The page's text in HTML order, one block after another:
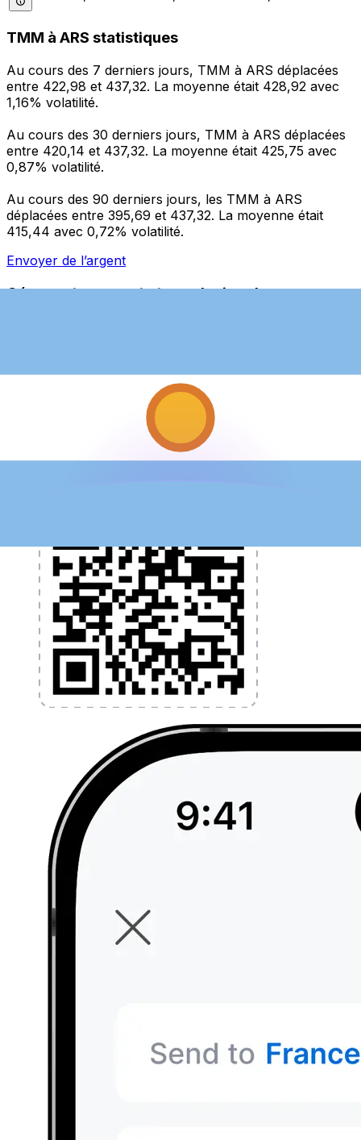
TMM à ARS statistiques
Au cours des 7 derniers jours, TMM à ARS déplacées
entre 422,98 et 437,32. La moyenne était 428,92 avec
1,16% volatilité.
Au cours des 30 derniers jours, TMM à ARS déplacées
entre 420,14 et 437,32. La moyenne était 425,75 avec
0,87% volatilité.
Au cours des 90 derniers jours, les TMM à ARS
déplacées entre 395,69 et 437,32. La moyenne était
415,44 avec 0,72% volatilité.
Envoyer de l’argent
Gérez votre argent et vos devises lorsque vous
et la gestion de vos devises. Convertissez des devises,
programmez des alertes de taux et transférez de
l'argent à l'étranger sans frais cachés. Téléchargez
l'application dès aujourd'hui !